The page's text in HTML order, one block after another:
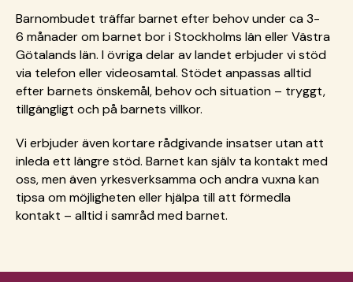
Barnombudet träffar barnet efter behov under ca 3-
6 månader om barnet bor i Stockholms län eller Västra
Götalands län. I övriga delar av landet erbjuder vi stöd
via telefon eller videosamtal. Stödet anpassas alltid
efter barnets önskemål, behov och situation – tryggt,
tillgängligt och på barnets villkor.
Vi erbjuder även kortare rådgivande insatser utan att
inleda ett längre stöd. Barnet kan själv ta kontakt med
oss, men även yrkesverksamma och andra vuxna kan
tipsa om möjligheten eller hjälpa till att förmedla
kontakt – alltid i samråd med barnet.